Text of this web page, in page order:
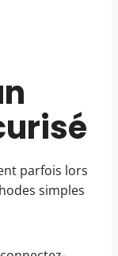
parfois lors
simples